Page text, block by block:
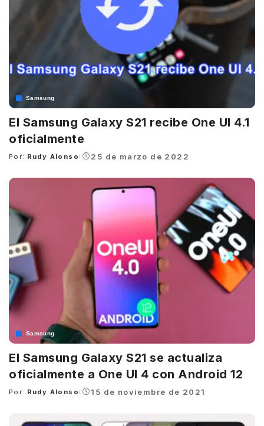
Samsung
El Samsung Galaxy S21 recibe One UI 4.1
oficialmente
Posted
Por: Rudy Alonso 25 de marzo de 2022
Samsung
El Samsung Galaxy S21 se actualiza
oficialmente a One UI 4 con Android 12
Posted
Por: Rudy Alonso 15 de noviembre de 2021